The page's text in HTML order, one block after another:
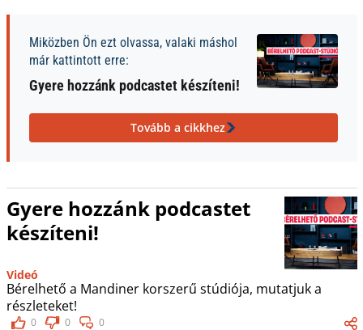
Miközben Ön ezt olvassa, valaki máshol
már kattintott erre:
Gyere hozzánk podcastet készíteni!
Tovább a cikkhez
Gyere hozzánk podcastet
készíteni!
Videó
Bérelhető a Mandiner korszerű stúdiója, mutatjuk a
részleteket!
0 0 0